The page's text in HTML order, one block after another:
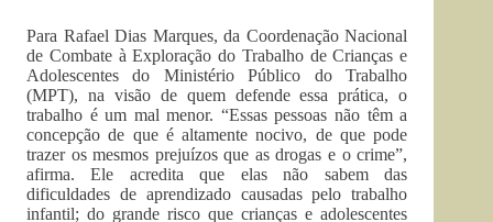
Para Rafael Dias Marques, da Coordenação Nacional
de Combate à Exploração do Trabalho de Crianças e
Adolescentes do Ministério Público do Trabalho
(MPT), na visão de quem defende essa prática, o
trabalho é um mal menor. “Essas pessoas não têm a
concepção de que é altamente nocivo, de que pode
trazer os mesmos prejuízos que as drogas e o crime”,
afirma. Ele acredita que elas não sabem das
dificuldades de aprendizado causadas pelo trabalho
infantil; do grande risco que crianças e adolescentes